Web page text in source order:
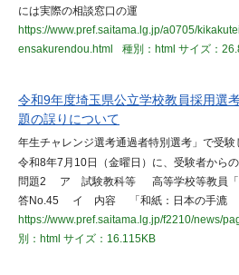
には実際の相談窓口の運
https://www.pref.saitama.lg.jp/a0705/
ensakurendou.html
種別：html サイズ：
令和9年度埼玉県公立学校教員採用選
題の誤りについて
年生チャレンジ選考通過者特別選考」で
令和8年7月10日（金曜日）に、受験者からの
問題2 ア 試験教科等 高等学校等教員「
答No.45 イ 内容 「和紙：日本の手漉
https://www.pref.saitama.lg.jp/f2210/news/
別：html サイズ：16.115KB